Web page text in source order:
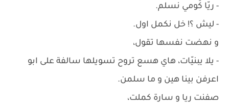
- ريّا كَومي نسلم.
- ليش ؟! خل نكمل اول.
و نهضت نفسها تقول،
- يلا يبنيّات، هاي هسع تروح تسويلها سالفة على ابو
اعرفن بينا هين و ما سلمن.
صفنت ريا و سارة كملت،